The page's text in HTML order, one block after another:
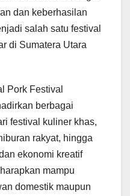
dan keberhasilan
salah satu festival
di Sumatera Utara
Pork Festival
berbagai
festival kuliner khas,
rakyat, hingga
ekonomi kreatif
mampu
domestik maupun